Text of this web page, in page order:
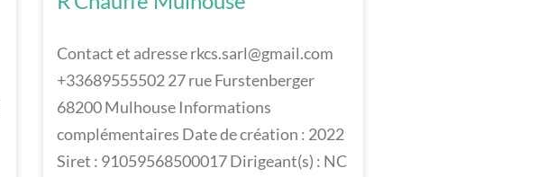
Contact et adresse rkcs.sarl@gmail.com
+33689555502 27 rue Furstenberger
68200 Mulhouse Informations
complémentaires Date de création : 2022
Siret : 91059568500017 Dirigeant(s) : NC